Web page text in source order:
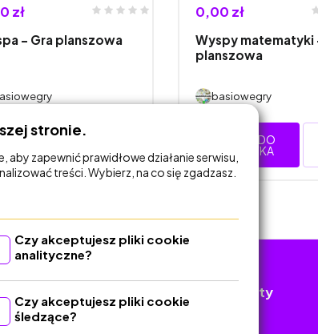
zł
– Gra planszowa
DODAJ DO
KOSZYKA
0,00 zł
Wyspy matematyki
planszowa
basiowegry
DODAJ DO
KOSZYKA
Dokumenty
stronie.
zapewnić prawidłowe działanie serwisu,
treści. Wybierz, na co się zgadzasz.
Czy akceptujesz pliki cookie
analityczne?
Czy akceptujesz pliki cookie
śledzące?